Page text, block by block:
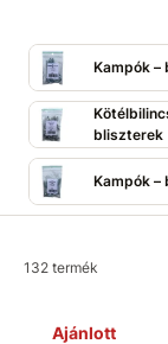
amelyenKampók –
bliszterek
Kampók –
Ajánlott
132 termék